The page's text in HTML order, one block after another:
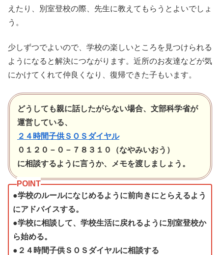
えたり、別室登校の際、先生に教えてもらうとよいでしょ
う。
少しずつでよいので、学校の楽しいところを見つけられる
ようになると解決につながります。近所のお友達などが気
にかけてくれて仲良くなり、復帰できた子もいます。
どうしても親に話したがらない場合、文部科学省が
運営している、
２４時間子供ＳＯＳダイヤル
０１２０－０－７８３１０（なやみいおう）
に相談するように言うか、メモを渡しましょう。
●学校のルールになじめるように前向きにとらえるよう
にアドバイスする。
●学校に相談して、学校生活に戻れるように別室登校か
ら始める。
●２４時間子供ＳＯＳダイヤルに相談する